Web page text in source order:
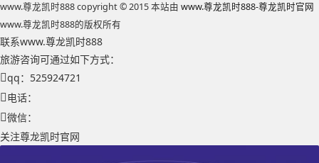
www.尊龙凯时888 copyright © 2015 本站由 www.尊龙凯时888-尊龙凯时官网
www.尊龙凯时888的版权所有
联系www.尊龙凯时888
旅游咨询可通过如下方式：
qq：525924721
电话：
微信：
关注尊龙凯时官网